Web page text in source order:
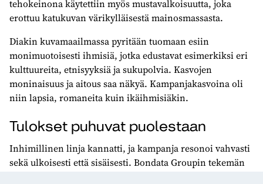
tehokeinona käytettiin myös mustavalkoisuutta, joka
erottuu katukuvan värikylläisestä mainosmassasta.
Diakin kuvamaailmassa pyritään tuomaan esiin
monimuotoisesti ihmisiä, jotka edustavat esimerkiksi eri
kulttuureita, etnisyyksiä ja sukupolvia. Kasvojen
moninaisuus ja aitous saa näkyä. Kampanjakasvoina oli
niin lapsia, romaneita kuin ikäihmisiäkin.
Tulokset puhuvat puolestaan
Inhimillinen linja kannatti, ja kampanja resonoi vahvasti
sekä ulkoisesti että sisäisesti. Bondata Groupin tekemän